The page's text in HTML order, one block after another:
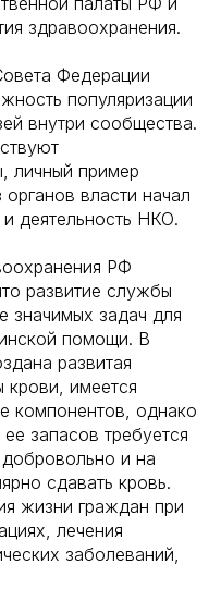
здравоохранения.
Федерации
популяризации
внутри сообщества.
личный пример
власти начал
деятельность НКО.
РФ
развитие службы
значимых задач для
помощи. В
развитая
крови, имеется
компонентов, однако
запасов требуется
и на
сдавать кровь.
жизни граждан при
лечения
заболеваний,